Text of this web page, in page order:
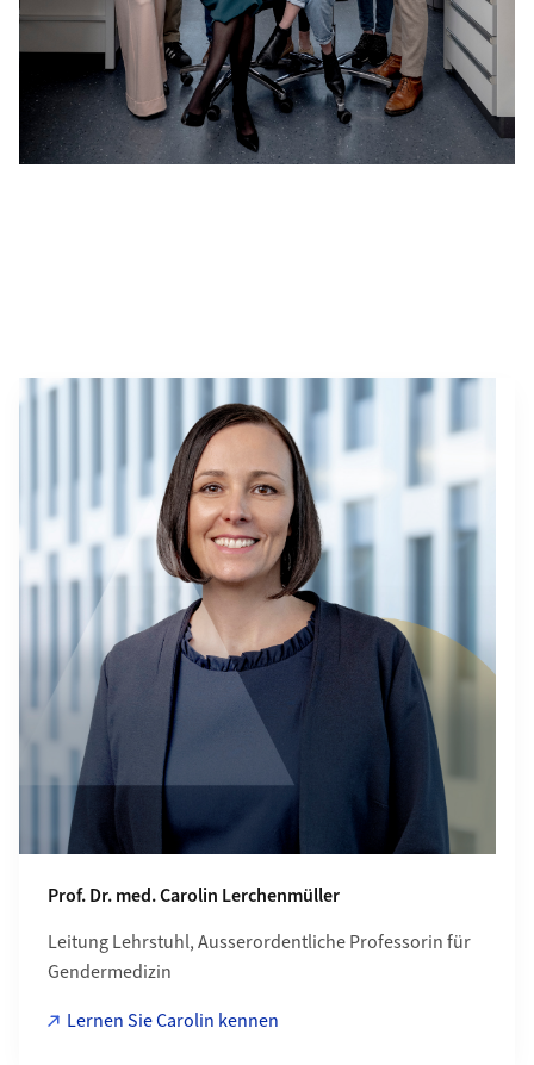
Grid containing content elements
Prof. Dr. med. Carolin Lerchenmüller
Leitung Lehrstuhl, Ausserordentliche Professorin für
Gendermedizin
Lernen Sie Carolin kennen